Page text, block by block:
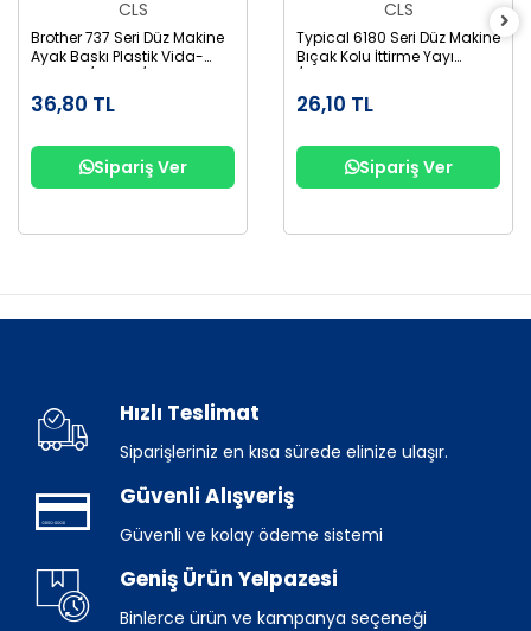
CLS
Brother 737 Seri Düz Makine
Ayak Baskı Plastik Vida-
Somun /S31012/S31013
36,80 TL
Sipariş Ver
CLS
Typical 6180 Seri Düz Makine
Bıçak Kolu İttirme Yayı
/36T7-016
26,10 TL
Sipariş Ver
Hızlı Teslimat
Siparişleriniz en kısa sürede elinize ulaşır.
Güvenli Alışveriş
Güvenli ve kolay ödeme sistemi
Geniş Ürün Yelpazesi
Binlerce ürün ve kampanya seçeneği